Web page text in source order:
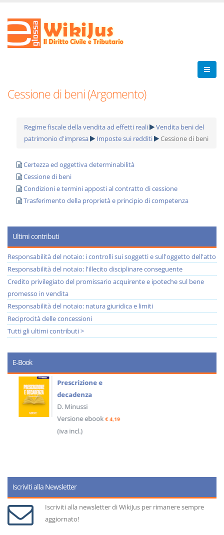
Cessione di beni (Argomento)
Regime fiscale della vendita ad effetti reali
Vendita beni del
patrimonio d'impresa
Imposte sui redditi Cessione di beni
Certezza ed oggettiva determinabilità
Cessione di beni
Condizioni e termini apposti al contratto di cessione
Trasferimento della proprietà e principio di competenza
Ultimi contributi
Responsabilità del notaio: i controlli sui soggetti e sull'oggetto dell'atto
Responsabilità del notaio: l'illecito disciplinare conseguente
Credito privilegiato del promissario acquirente e ipoteche sul bene
promesso in vendita
Responsabilità del notaio: natura giuridica e limiti
Reciprocità delle concessioni
Tutti gli ultimi contributi >
E-Book
Prescrizione e
decadenza
D. Minussi
Versione ebook€ 4,19
(iva incl.)
Iscriviti alla Newsletter
Iscriviti alla newsletter di WikiJus per rimanere sempre
aggiornato!